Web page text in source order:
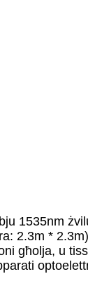
1535nm
2.3m *
għolja, u